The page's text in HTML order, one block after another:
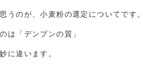
うのが、小麦粉の選定についてです。
は「デンプンの質」
に違います。